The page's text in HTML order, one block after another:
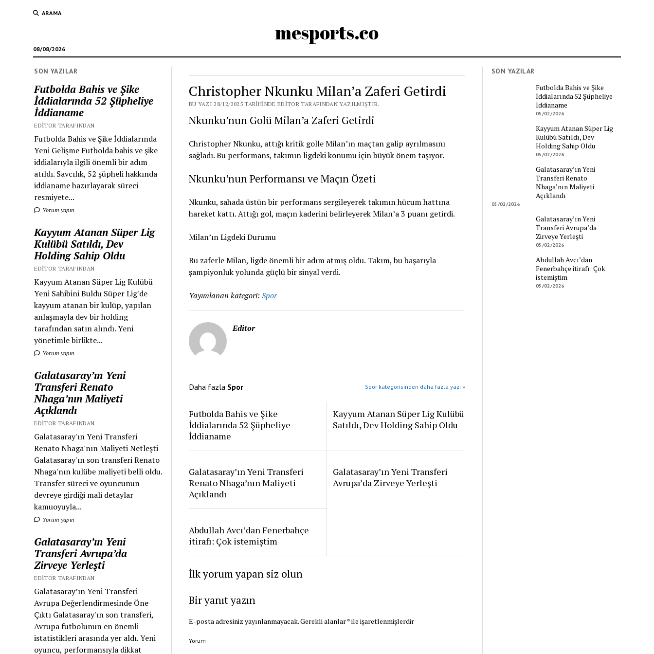
ARAMA
mesports.co
08/08/2026
SON YAZILAR
Futbolda Bahis ve Şike
İddialarında 52 Şüpheliye
İddianame
EDITOR TARAFINDAN
Futbolda Bahis ve Şike İddialarında
Yeni Gelişme Futbolda bahis ve şike
iddialarıyla ilgili önemli bir adım
atıldı. Savcılık, 52 şüpheli hakkında
iddianame hazırlayarak süreci
resmiyete...
Yorum yapın
Kayyum Atanan Süper Lig
Kulübü Satıldı, Dev
Holding Sahip Oldu
EDITOR TARAFINDAN
Kayyum Atanan Süper Lig Kulübü
Yeni Sahibini Buldu Süper Lig'de
kayyum atanan bir kulüp, yapılan
anlaşmayla dev bir holding
tarafından satın alındı. Yeni
yönetimle birlikte...
Yorum yapın
Galatasaray’ın Yeni
Transferi Renato
Nhaga’nın Maliyeti
Açıklandı
EDITOR TARAFINDAN
Galatasaray'ın Yeni Transferi
Renato Nhaga'nın Maliyeti Netleşti
Galatasaray'ın son transferi Renato
Nhaga'nın kulübe maliyeti belli oldu.
Transfer süreci ve oyuncunun
devreye girdiği mali detaylar
kamuoyuyla...
Yorum yapın
Galatasaray’ın Yeni
Transferi Avrupa’da
Zirveye Yerleşti
EDITOR TARAFINDAN
Galatasaray’ın Yeni Transferi
Avrupa Değerlendirmesinde Öne
Çıktı Galatasaray'ın son transferi,
Avrupa futbolunun en önemli
istatistikleri arasında yer aldı. Yeni
oyuncu, performansıyla dikkat
Christopher Nkunku Milan’a Zaferi Getirdi
BU YAZI 28/12/2025 TARIHINDE EDITOR TARAFINDAN YAZILMIŞTIR.
Nkunku’nun Golü Milan’a Zaferi Getirdi
Christopher Nkunku, attığı kritik golle Milan’ın maçtan galip ayrılmasını
sağladı. Bu performans, takımın ligdeki konumu için büyük önem taşıyor.
Nkunku’nun Performansı ve Maçın Özeti
Nkunku, sahada üstün bir performans sergileyerek takımın hücum hattına
hareket kattı. Attığı gol, maçın kaderini belirleyerek Milan’a 3 puanı getirdi.
Milan’ın Ligdeki Durumu
Bu zaferle Milan, ligde önemli bir adım atmış oldu. Takım, bu başarıyla
şampiyonluk yolunda güçlü bir sinyal verdi.
Yayımlanan kategori: Spor
Editor
Daha fazla Spor Spor kategorisinden daha fazla yazı »
Futbolda Bahis ve Şike
İddialarında 52 Şüpheliye
İddianame
Kayyum Atanan Süper Lig Kulübü
Satıldı, Dev Holding Sahip Oldu
Galatasaray’ın Yeni Transferi
Renato Nhaga’nın Maliyeti
Açıklandı
Galatasaray’ın Yeni Transferi
Avrupa’da Zirveye Yerleşti
Abdullah Avcı’dan Fenerbahçe
itirafı: Çok istemiştim
İlk yorum yapan siz olun
Bir yanıt yazın
E-posta adresiniz yayınlanmayacak.Gerekli alanlar*ile işaretlenmişlerdir
Yorum
SON YAZILAR
Futbolda Bahis ve Şike
İddialarında 52 Şüpheliye
İddianame
05/02/2026
Kayyum Atanan Süper Lig
Kulübü Satıldı, Dev
Holding Sahip Oldu
05/02/2026
Galatasaray’ın Yeni
Transferi Renato
Nhaga’nın Maliyeti
Açıklandı
05/02/2026
Galatasaray’ın Yeni
Transferi Avrupa’da
Zirveye Yerleşti
05/02/2026
Abdullah Avcı’dan
Fenerbahçe itirafı: Çok
istemiştim
05/02/2026